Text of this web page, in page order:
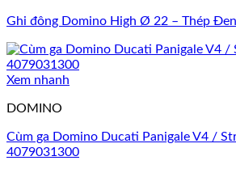
Ghi đông Domino High Ø 22 – Thép
Xem nhanh
DOMINO
Cùm ga Domino Ducati Panigale V4 /
4079031300